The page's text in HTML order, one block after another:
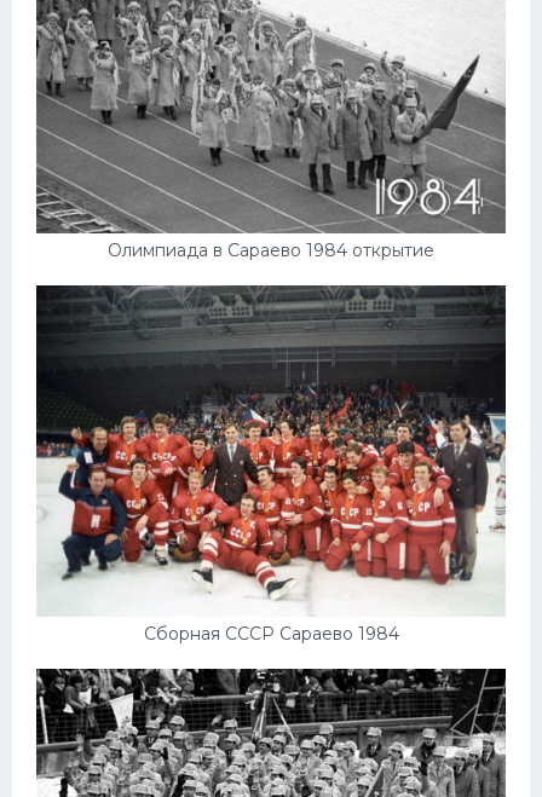
Олимпиада в Сараево 1984 открытие
Сборная СССР Сараево 1984
Тренажеры
Интерьер квартиры